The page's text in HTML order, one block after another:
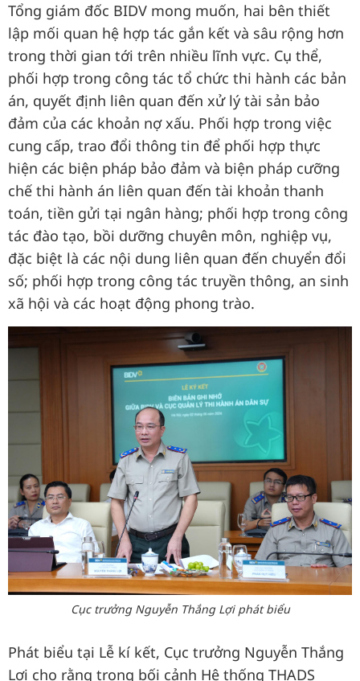
Tổng giám đốc BIDV mong muốn, hai bên thiết
lập mối quan hệ hợp tác gắn kết và sâu rộng hơn
trong thời gian tới trên nhiều lĩnh vực. Cụ thể,
phối hợp trong công tác tổ chức thi hành các bản
án, quyết định liên quan đến xử lý tài sản bảo
đảm của các khoản nợ xấu. Phối hợp trong việc
cung cấp, trao đổi thông tin để phối hợp thực
hiện các biện pháp bảo đảm và biện pháp cưỡng
chế thi hành án liên quan đến tài khoản thanh
toán, tiền gửi tại ngân hàng; phối hợp trong công
tác đào tạo, bồi dưỡng chuyên môn, nghiệp vụ,
đặc biệt là các nội dung liên quan đến chuyển đổi
số; phối hợp trong công tác truyền thông, an sinh
xã hội và các hoạt động phong trào.
Cục trưởng Nguyễn Thắng Lợi phát biểu
Phát biểu tại Lễ kí kết, Cục trưởng Nguyễn Thắng
Lợi cho rằng trong bối cảnh Hệ thống THADS